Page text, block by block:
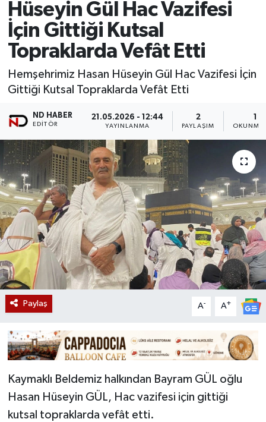
Hüseyin Gül Hac Vazifesi
İçin Gittiği Kutsal
Topraklarda Vefât Etti
Hemşehrimiz Hasan Hüseyin Gül Hac Vazifesi İçin
Gittiği Kutsal Topraklarda Vefât Etti
ND HABER
EDITÖR
21.05.2026 - 12:44
YAYINLANMA
2
PAYLAŞIM
1
OKUNMA
Paylaş A- A+
Kaymaklı Beldemiz halkından Bayram GÜL oğlu
Hasan Hüseyin GÜL, Hac vazifesi için gittiği
kutsal topraklarda vefât etti.